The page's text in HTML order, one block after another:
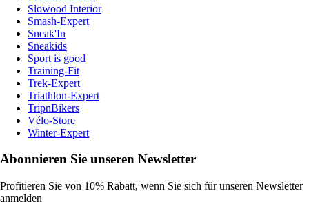
Slowood Interior
Smash-Expert
Sneak'In
Sneakids
Sport is good
Training-Fit
Trek-Expert
Triathlon-Expert
TripnBikers
Vélo-Store
Winter-Expert
Abonnieren Sie unseren Newsletter
Profitieren Sie von 10% Rabatt, wenn Sie sich für unseren Newsletter
anmelden